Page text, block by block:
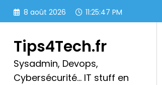
Aller
8 août 2026 11:25:47 PM
Tips4Tech.fr
Sysadmin, Devops,
Cybersécurité… IT stuff en